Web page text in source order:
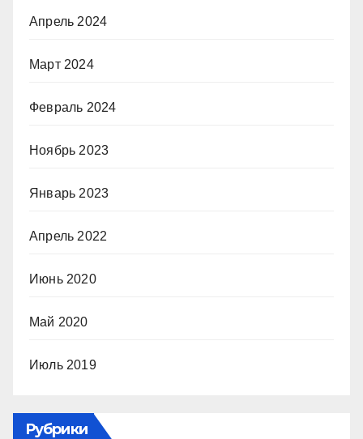
Апрель 2024
Март 2024
Февраль 2024
Ноябрь 2023
Январь 2023
Апрель 2022
Июнь 2020
Май 2020
Июль 2019
Рубрики